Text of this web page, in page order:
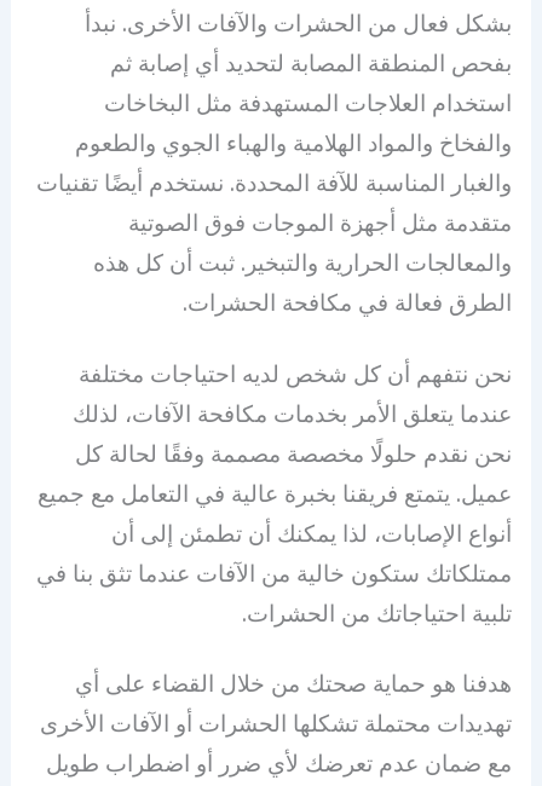
بشكل فعال من الحشرات والآفات الأخرى. نبدأ
بفحص المنطقة المصابة لتحديد أي إصابة ثم
استخدام العلاجات المستهدفة مثل البخاخات
والفخاخ والمواد الهلامية والهباء الجوي والطعوم
والغبار المناسبة للآفة المحددة. نستخدم أيضًا تقنيات
متقدمة مثل أجهزة الموجات فوق الصوتية
والمعالجات الحرارية والتبخير. ثبت أن كل هذه
الطرق فعالة في مكافحة الحشرات.
نحن نتفهم أن كل شخص لديه احتياجات مختلفة
عندما يتعلق الأمر بخدمات مكافحة الآفات، لذلك
نحن نقدم حلولًا مخصصة مصممة وفقًا لحالة كل
عميل. يتمتع فريقنا بخبرة عالية في التعامل مع جميع
أنواع الإصابات، لذا يمكنك أن تطمئن إلى أن
ممتلكاتك ستكون خالية من الآفات عندما تثق بنا في
تلبية احتياجاتك من الحشرات.
هدفنا هو حماية صحتك من خلال القضاء على أي
تهديدات محتملة تشكلها الحشرات أو الآفات الأخرى
مع ضمان عدم تعرضك لأي ضرر أو اضطراب طويل